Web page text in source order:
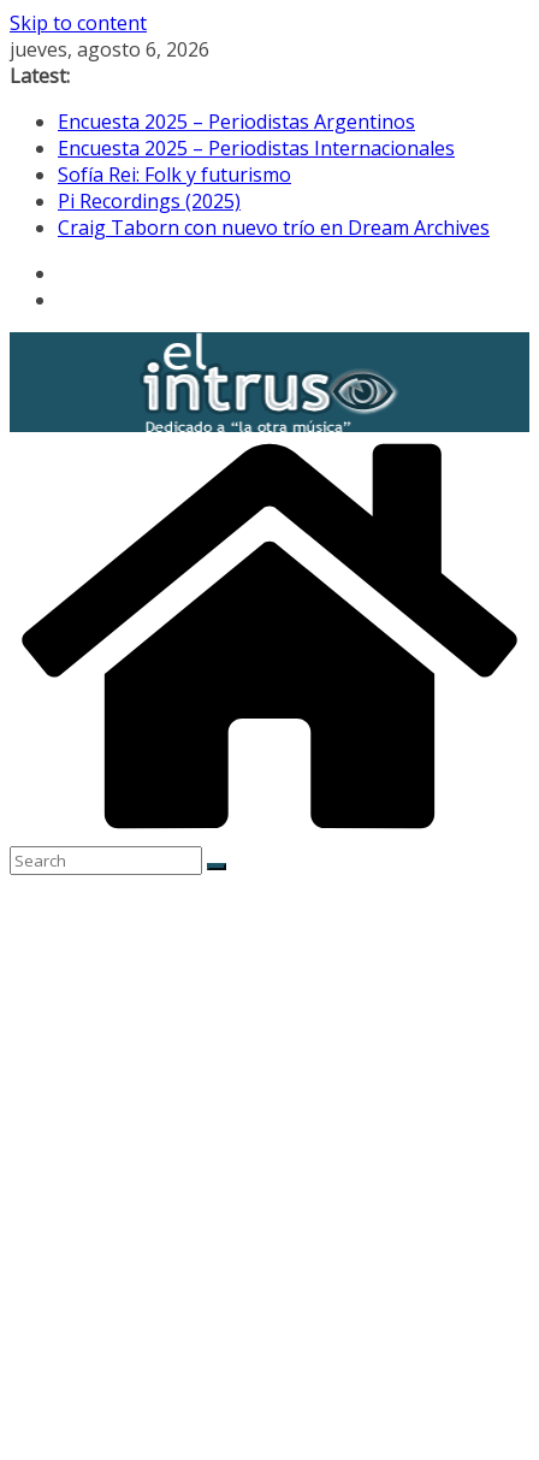
Skip to content
jueves, agosto 6, 2026
Latest:
Encuesta 2025 – Periodistas Argentinos
Encuesta 2025 – Periodistas Internacionales
Sofía Rei: Folk y futurismo
Pi Recordings (2025)
Craig Taborn con nuevo trío en Dream Archives